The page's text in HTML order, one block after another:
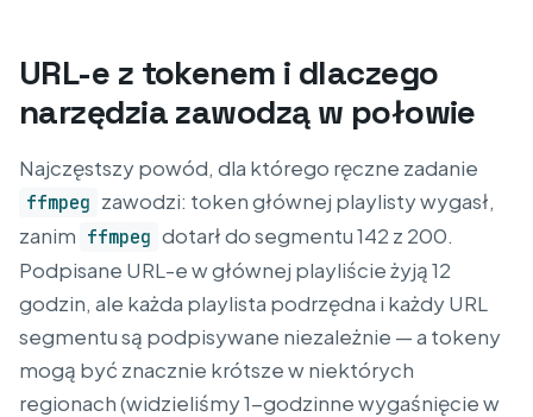
URL-e z tokenem i dlaczego
narzędzia zawodzą w połowie
Najczęstszy powód, dla którego ręczne zadanie
ffmpeg zawodzi: token głównej playlisty wygasł,
zanim ffmpeg dotarł do segmentu 142 z 200.
Podpisane URL-e w głównej playliście żyją 12
godzin, ale każda playlista podrzędna i każdy URL
segmentu są podpisywane niezależnie — a tokeny
mogą być znacznie krótsze w niektórych
regionach (widzieliśmy 1-godzinne wygaśnięcie w